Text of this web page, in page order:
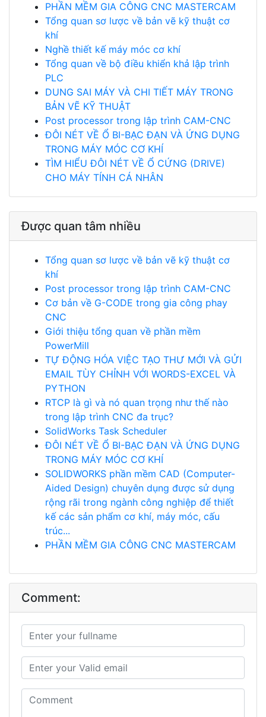
PHẦN MỀM GIA CÔNG CNC MASTERCAM
Tổng quan sơ lược về bản vẽ kỹ thuật cơ
khí
Nghề thiết kế máy móc cơ khí
Tổng quan về bộ điều khiển khả lập trình
PLC
DUNG SAI MÁY VÀ CHI TIẾT MÁY TRONG
BẢN VẼ KỸ THUẬT
Post processor trong lập trình CAM-CNC
ĐÔI NÉT VỀ Ổ BI-BẠC ĐẠN VÀ ỨNG DỤNG
TRONG MÁY MÓC CƠ KHÍ
TÌM HIỂU ĐÔI NÉT VỀ Ổ CỨNG (DRIVE)
CHO MÁY TÍNH CÁ NHÂN
Được quan tâm nhiều
Tổng quan sơ lược về bản vẽ kỹ thuật cơ
khí
Post processor trong lập trình CAM-CNC
Cơ bản về G-CODE trong gia công phay
CNC
Giới thiệu tổng quan về phần mềm
PowerMill
TỰ ĐỘNG HÓA VIỆC TẠO THƯ MỚI VÀ GỬI
EMAIL TÙY CHỈNH VỚI WORDS-EXCEL VÀ
PYTHON
RTCP là gì và nó quan trọng như thế nào
trong lập trình CNC đa trục?
SolidWorks Task Scheduler
ĐÔI NÉT VỀ Ổ BI-BẠC ĐẠN VÀ ỨNG DỤNG
TRONG MÁY MÓC CƠ KHÍ
SOLIDWORKS phần mềm CAD (Computer-
Aided Design) chuyên dụng được sử dụng
rộng rãi trong ngành công nghiệp để thiết
kế các sản phẩm cơ khí, máy móc, cấu
trúc...
PHẦN MỀM GIA CÔNG CNC MASTERCAM
Comment: